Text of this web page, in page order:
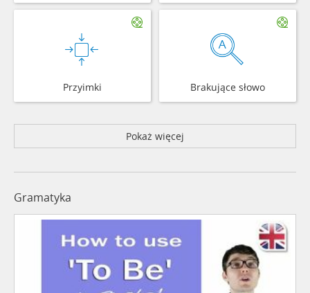
Przyimki Brakujące słowo
Pokaż więcej
Gramatyka